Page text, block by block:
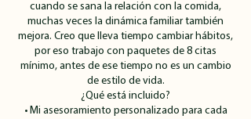
cuando se sana la relación con la comida,
muchas veces la dinámica familiar también
mejora. Creo que lleva tiempo cambiar hábitos,
por eso trabajo con paquetes de 8 citas
mínimo, antes de ese tiempo no es un cambio
de estilo de vida.
¿Qué está incluido?
• Mi asesoramiento personalizado para cada